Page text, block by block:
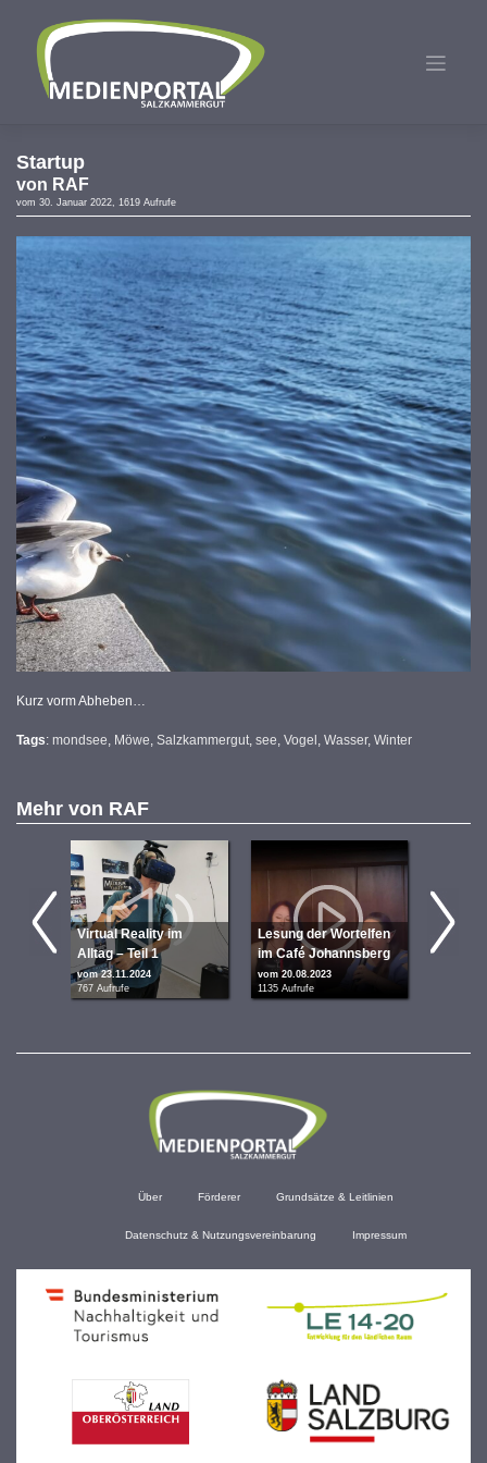
springen
Startup
von RAF
vom 30. Januar 2022, 1619 Aufrufe
Kurz vorm Abheben…
Tags: mondsee, Möwe, Salzkammergut, see, Vogel , Wasser, Winter
Mehr von RAF
Virtual Reality im
Alltag – Teil 1
vom 23.11.2024
767 Aufrufe
Lesung der Wortelfen
im Café Johannsberg
vom 20.08.2023
1135 Aufrufe
Seven
Film
Über Förderer Grundsätze & Leitlinien
Datenschutz & Nutzungsvereinbarung Impressum